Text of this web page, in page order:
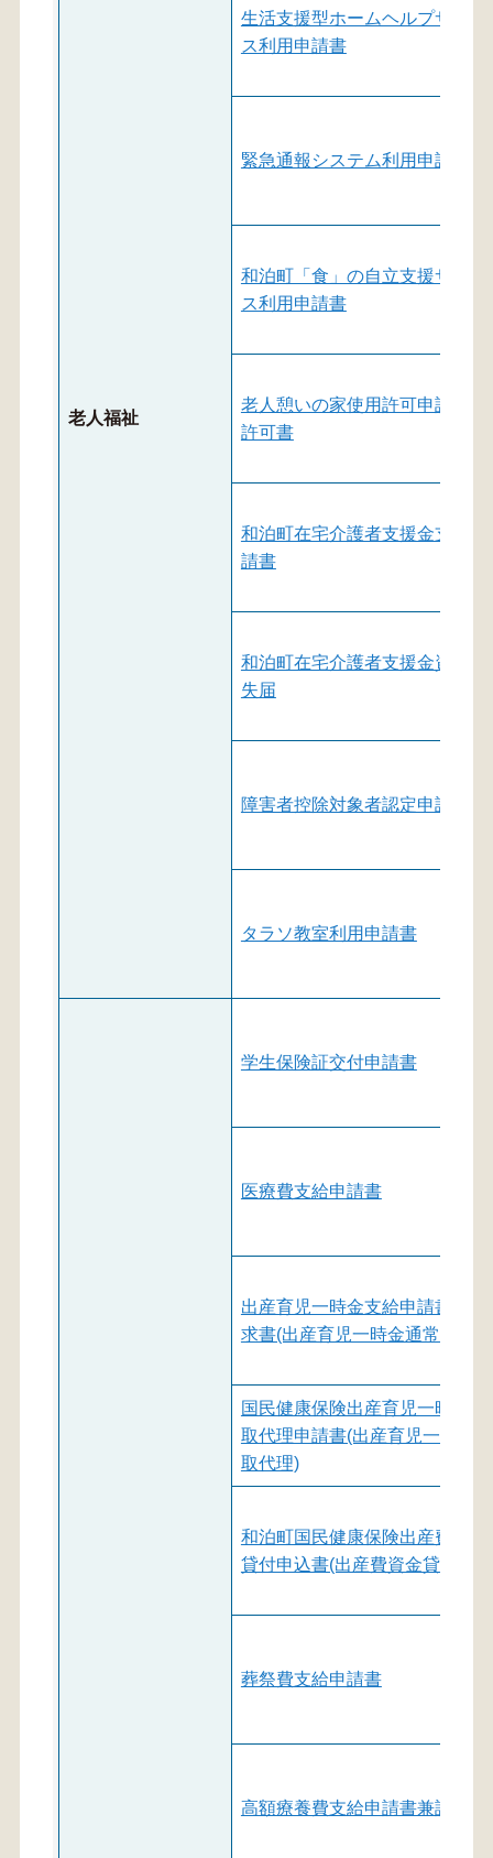
老人福祉
生活支援型ホームヘルプサービ
ス利用申請書
緊急通報システム利用申請書
和泊町「食」の自立支援サービ
ス利用申請書
老人憩いの家使用許可申請書・
許可書
和泊町在宅介護者支援金支給申
請書
和泊町在宅介護者支援金資格喪
失届
障害者控除対象者認定申請書
タラソ教室利用申請書
学生保険証交付申請書
医療費支給申請書
出産育児一時金支給申請書兼請
求書(出産育児一時金通常払)
国民健康保険出産育児一時金受
取代理申請書(出産育児一時金受
取代理)
和泊町国民健康保険出産費資金
貸付申込書(出産費資金貸付)
葬祭費支給申請書
高額療養費支給申請書兼請求書